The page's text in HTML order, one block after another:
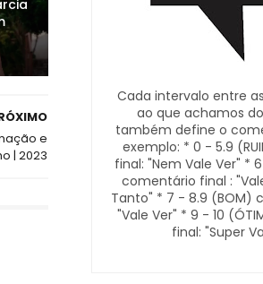
e
| 2023
Cada intervalo entre
ao que achamos
também define o
exemplo: * 0 - 5.9
final: "Nem Vale Ver" * 6
comentário final :
Tanto" * 7 - 8.9 (BOM)
"Vale Ver" * 9 - 10
final: "Super